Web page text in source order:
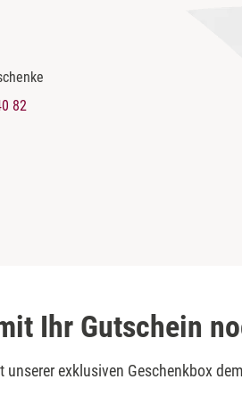
82
Ihr Gutschein
unserer exklusiven Geschenkbox